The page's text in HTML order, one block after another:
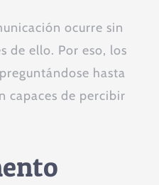
ocurre sin
de ello. Por eso, los
hasta
capaces de percibir